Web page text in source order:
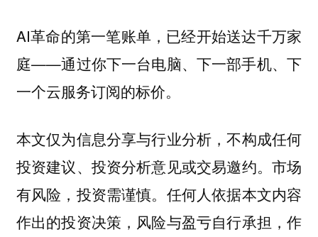
AI革命的第一笔账单，已经开始送达千万家
庭——通过你下一台电脑、下一部手机、下
一个云服务订阅的标价。
本文仅为信息分享与行业分析，不构成任何
投资建议、投资分析意见或交易邀约。市场
有风险，投资需谨慎。任何人依据本文内容
作出的投资决策，风险与盈亏自行承担，作